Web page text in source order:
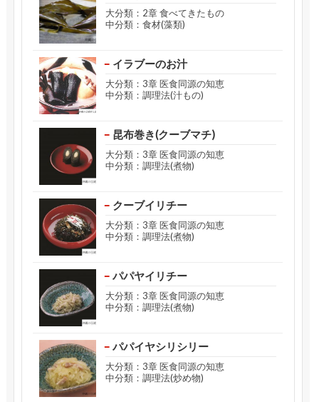
大分類：2章 食べてきたもの
中分類：食材(藻類)
イラブーのお汁
大分類：3章 医食同源の知恵
中分類：調理法(汁もの)
昆布巻き(クーブマチ)
大分類：3章 医食同源の知恵
中分類：調理法(煮物)
クーブイリチー
大分類：3章 医食同源の知恵
中分類：調理法(煮物)
パパヤイリチー
大分類：3章 医食同源の知恵
中分類：調理法(煮物)
パパイヤシリシリー
大分類：3章 医食同源の知恵
中分類：調理法(炒め物)